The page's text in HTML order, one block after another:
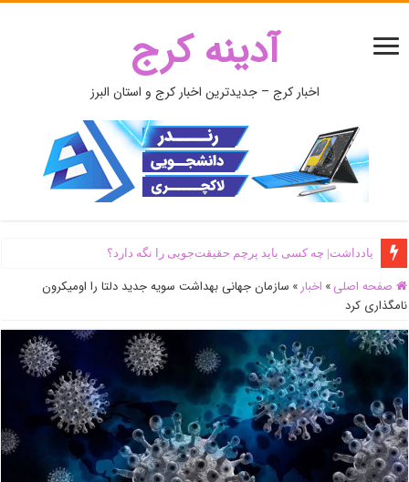
آدینه کرج
اخبار کرج – جدیدترین اخبار کرج و استان البرز
یادداشت| ‌چه کسی باید پرچم حقیقت‌جویی را نگه دارد؟
اَبَر‌ویلای شخص ذی‌نفوذ در حاشیه‌ رود کرج تخریب شد + جزئیات و فیلم
صفحه اصلی » اخبار » سازمان جهانی بهداشت سویه جدید دلتا را اومیکرون
نامگذاری کرد